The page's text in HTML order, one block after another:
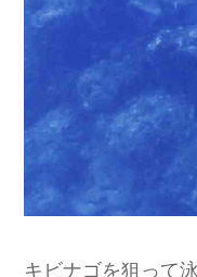
キビナゴを狙って